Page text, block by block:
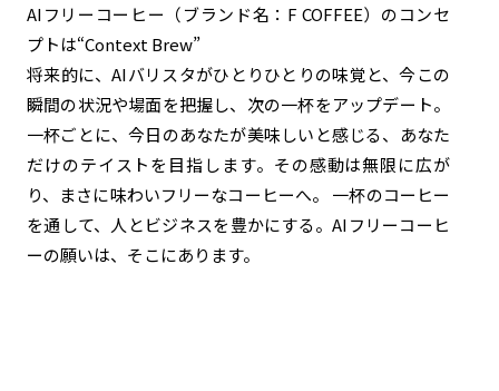
AIフリーコーヒー（ブランド名：F COFFEE）のコンセ
プトは“Context Brew”
将来的に、AIバリスタがひとりひとりの味覚と、今この
瞬間の状況や場⾯を把握し、次の⼀杯をアップデート。
⼀杯ごとに、今⽇のあなたが美味しいと感じる、あなた
だけのテイストを目指します。その感動は無限に広が
り、まさに味わいフリーなコーヒーへ。 ⼀杯のコーヒー
を通して、⼈とビジネスを豊かにする。AIフリーコーヒ
ーの願いは、そこにあります。